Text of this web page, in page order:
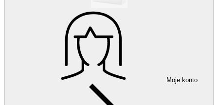
Moje konto